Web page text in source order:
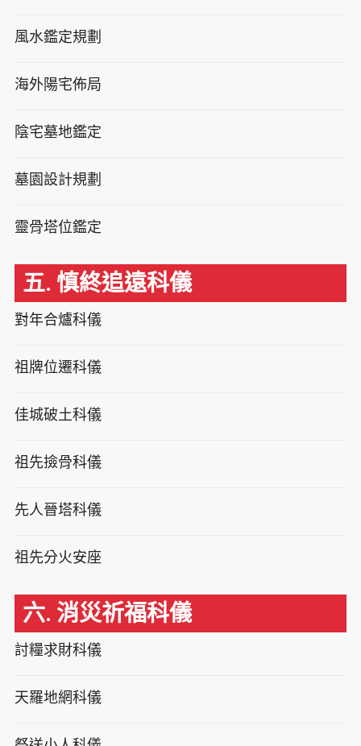
風水鑑定規劃
海外陽宅佈局
陰宅墓地鑑定
墓園設計規劃
靈骨塔位鑑定
五. 慎終追遠科儀
對年合爐科儀
祖牌位遷科儀
佳城破土科儀
祖先撿骨科儀
先人晉塔科儀
祖先分火安座
六. 消災祈福科儀
討糧求財科儀
天羅地網科儀